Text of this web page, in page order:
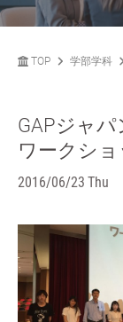
TOP 学部学科
GAPジャ
ワークショ
2016/06/23 Thu